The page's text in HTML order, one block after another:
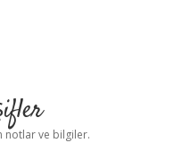
notlar ve bilgiler.